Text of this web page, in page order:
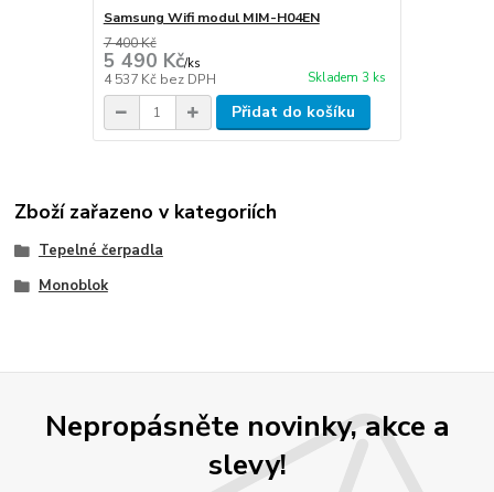
Samsung Wifi modul MIM-H04EN
7 400 Kč
5 490 Kč/ks
4 537 Kč bez DPH Skladem 3 ks
Přidat do košíku
Zboží zařazeno v kategoriích
Tepelné čerpadla
Monoblok
Nepropásněte novinky, akce a
slevy!